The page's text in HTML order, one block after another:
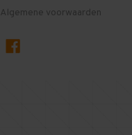
Algemene voorwaarden